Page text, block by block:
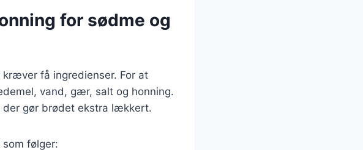
for sødme og
få ingredienser. For at
vand, gær, salt og honning.
der gør brødet ekstra lækkert.
følger: